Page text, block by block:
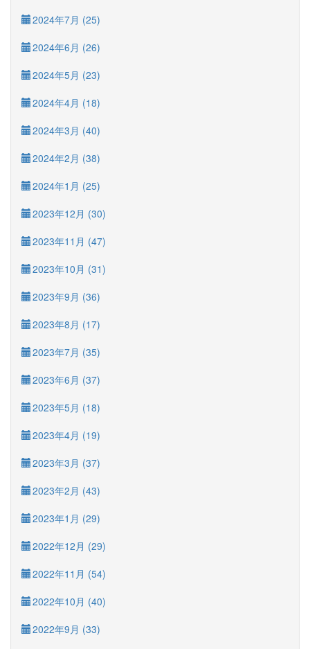
2024年7月 (25)
2024年6月 (26)
2024年5月 (23)
2024年4月 (18)
2024年3月 (40)
2024年2月 (38)
2024年1月 (25)
2023年12月 (30)
2023年11月 (47)
2023年10月 (31)
2023年9月 (36)
2023年8月 (17)
2023年7月 (35)
2023年6月 (37)
2023年5月 (18)
2023年4月 (19)
2023年3月 (37)
2023年2月 (43)
2023年1月 (29)
2022年12月 (29)
2022年11月 (54)
2022年10月 (40)
2022年9月 (33)